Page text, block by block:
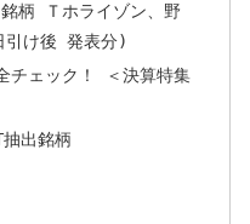
柄 Ｔホライゾン、野
引け後 発表分)
チェック！ ＜決算特集
抽出銘柄